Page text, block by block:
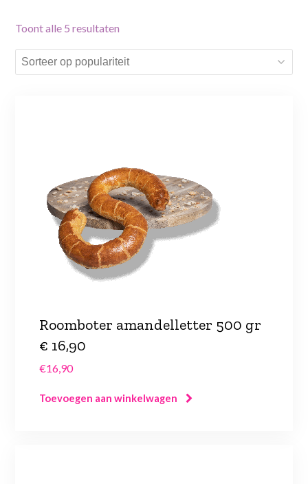
Toont alle 5 resultaten
Roomboter amandelletter 500 gr
€ 16,90
€16,90
Toevoegen aan winkelwagen